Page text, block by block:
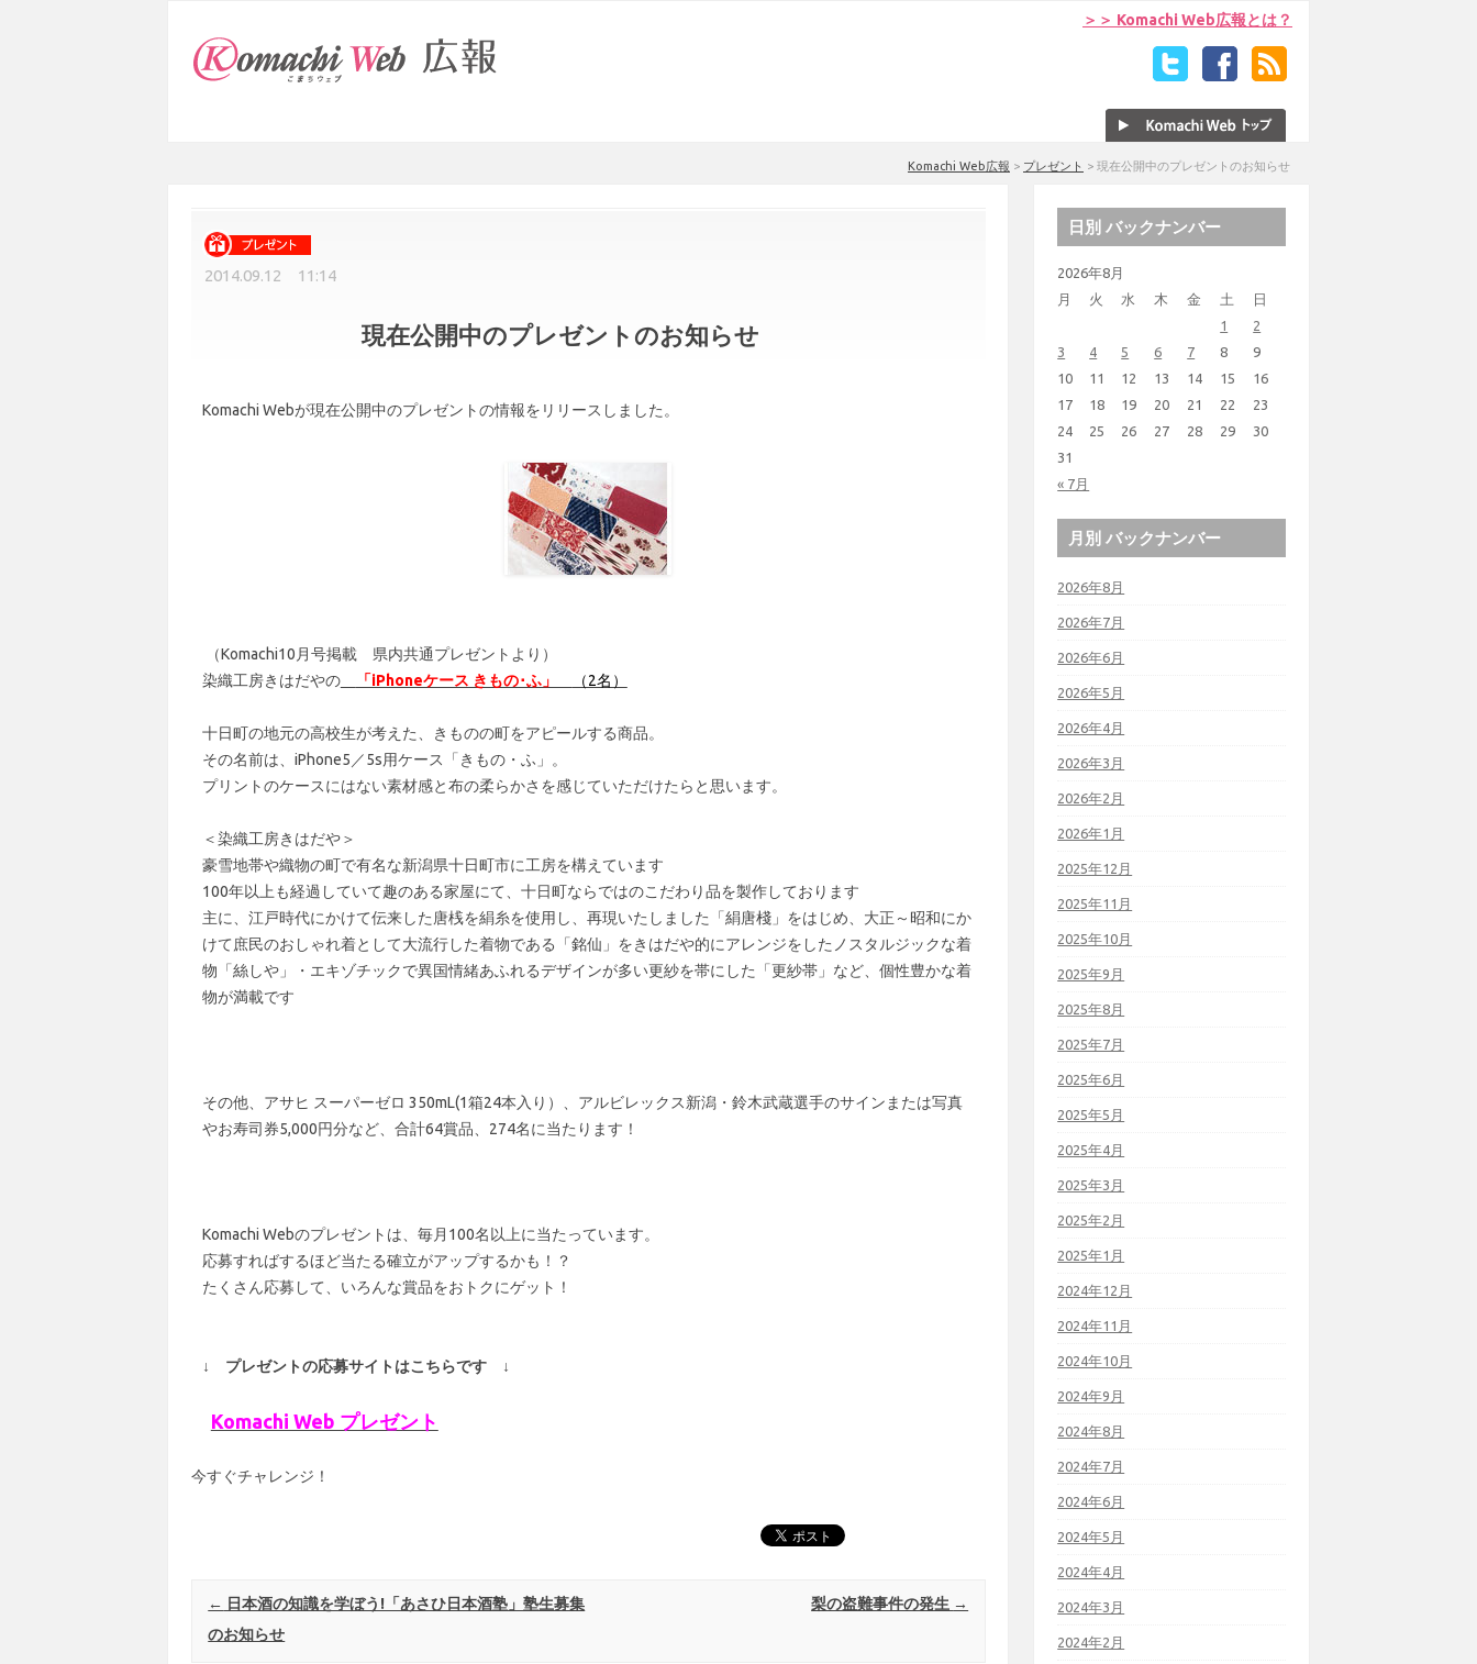
＞＞ Komachi Web広報とは？
Komachi Web広報 > プレゼント > 現在公開中のプレゼントのお知らせ
2014.09.12 11:14
現在公開中のプレゼントのお知らせ
Komachi Webが現在公開中のプレゼントの情報をリリースしました。
（Komachi10月号掲載 県内共通プレゼントより）
染織工房きはだやの
「iPhoneケース きもの･ふ」 （2名）
十日町の地元の高校生が考えた、きものの町をアピールする商品。
その名前は、iPhone5／5s用ケース「きもの・ふ」。
プリントのケースにはない素材感と布の柔らかさを感じていただけたらと思います。
＜染織工房きはだや＞
豪雪地帯や織物の町で有名な新潟県十日町市に工房を構えています
100年以上も経過していて趣のある家屋にて、十日町ならではのこだわり品を製作しております
主に、江戸時代にかけて伝来した唐桟を絹糸を使用し、再現いたしました「絹唐棧」をはじめ、大正～昭和にか
けて庶民のおしゃれ着として大流行した着物である「銘仙」をきはだや的にアレンジをしたノスタルジックな着
物「絲しや」・エキゾチックで異国情緒あふれるデザインが多い更紗を帯にした「更紗帯」など、個性豊かな着
物が満載です
その他、アサヒ スーパーゼロ 350mL(1箱24本入り）、アルビレックス新潟・鈴木武蔵選手のサインまたは写真
やお寿司券5,000円分など、合計64賞品、274名に当たります！
Komachi Webのプレゼントは、毎月100名以上に当たっています。
応募すればするほど当たる確立がアップするかも！？
たくさん応募して、いろんな賞品をおトクにゲット！
↓ プレゼントの応募サイトはこちらです ↓
Komachi Web プレゼント
今すぐチャレンジ！
Post navigation
← 日本酒の知識を学ぼう!「あさひ日本酒塾」塾生募集
のお知らせ
梨の盗難事件の発生 →
日別 バックナンバー
2026年8月
月
火 水 木 金 土 日
« 7月
1
2
3
4 5 6 7 8
9
10
11 12 13 14 15
16
17
18 19 20 21 22
23
24
25 26 27 28 29
30
31
月別 バックナンバー
2026年8月
2026年7月
2026年6月
2026年5月
2026年4月
2026年3月
2026年2月
2026年1月
2025年12月
2025年11月
2025年10月
2025年9月
2025年8月
2025年7月
2025年6月
2025年5月
2025年4月
2025年3月
2025年2月
2025年1月
2024年12月
2024年11月
2024年10月
2024年9月
2024年8月
2024年7月
2024年6月
2024年5月
2024年4月
2024年3月
2024年2月